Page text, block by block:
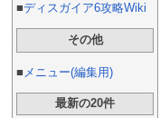
■ディスガイア6攻略Wiki
その他
■ メニュー(編集用)
最新の20件